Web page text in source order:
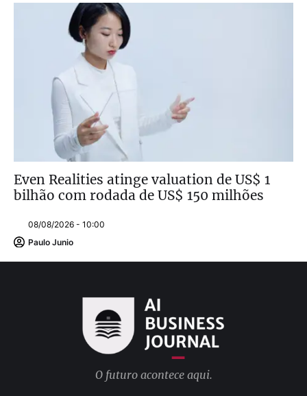
Even Realities atinge valuation de US$ 1
bilhão com rodada de US$ 150 milhões
08/08/2026 - 10:00
Paulo Junio
O futuro acontece aqui.